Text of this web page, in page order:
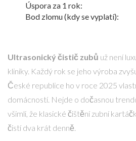
Úspora za 1 rok:
Bod zlomu (kdy se vyplatí):
Ultrasonický čistič zubů už není
kliniky. Každý rok se jeho výroba
České republice ho v roce 2025
domácností. Nejde o dočasnou
všimli, že klasické čištění zubní
čistí dva krát denně.